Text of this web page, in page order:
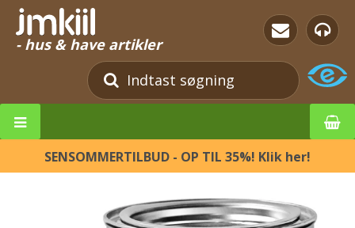
- hus & have artikler
SENSOMMERTILBUD - OP TIL 35%! Klik her!